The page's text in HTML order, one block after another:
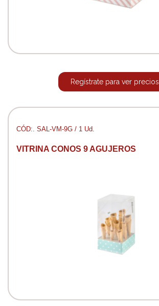
Regístrate para ver precios
CÓD:. SAL-VM-9G / 1 Ud.
VITRINA CONOS 9 AGUJEROS